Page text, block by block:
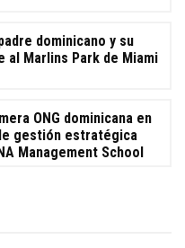
dominicano y su
al Marlins Park de Miami
ONG dominicana en
gestión estratégica
Management School